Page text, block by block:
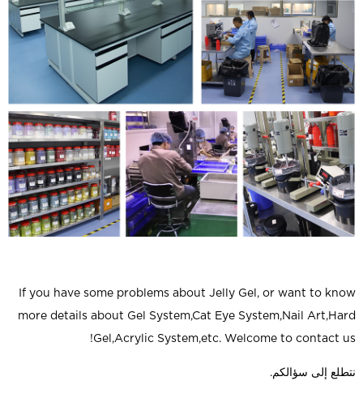
If you have some problems aboutJelly Gel , or want to know
more details about Gel System,Cat Eye System,Nail Art,Hard
Gel,Acrylic System,etc. Welcome to contact us!
نتطلع إلى سؤالكم.